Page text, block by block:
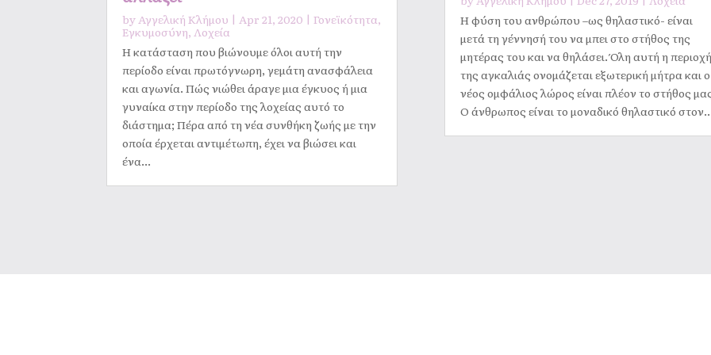
byΑγγελική Κλήμου |Apr 21, 2020 |Γονεϊκότητα,
Εγκυμοσύνη,Λοχεία
Η κατάσταση που βιώνουμε όλοι αυτή την
περίοδο είναι πρωτόγνωρη, γεμάτη ανασφάλεια
και αγωνία. Πώς νιώθει άραγε μια έγκυος ή μια
γυναίκα στην περίοδο της λοχείας αυτό το
διάστημα; Πέρα από τη νέα συνθήκη ζωής με την
οποία έρχεται αντιμέτωπη, έχει να βιώσει και
ένα...
Η φύση του ανθρώπου –ως θηλαστικό- είναι
μετά τη γέννησή του να μπει στο στήθος της
μητέρας του και να θηλάσει. Όλη αυτή η περιοχή
της αγκαλιάς ονομάζεται εξωτερική μήτρα και ο
νέος ομφάλιος λώρος είναι πλέον το στήθος
Ο άνθρωπος είναι το μοναδικό θηλαστικό